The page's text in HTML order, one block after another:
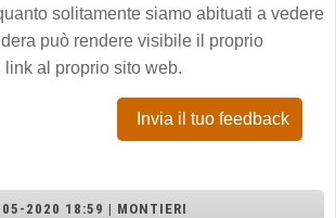
solitamente siamo abituati a vedere
può rendere visibile il proprio
al proprio sito web.
Invia il tuo feedback
05-2020 18:59 | MONTIERI